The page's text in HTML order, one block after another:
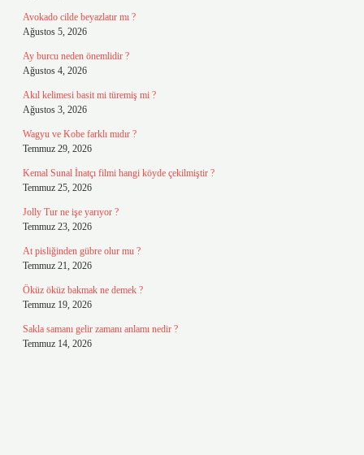
Avokado cilde beyazlatır mı ?
Ağustos 5, 2026
Ay burcu neden önemlidir ?
Ağustos 4, 2026
Akıl kelimesi basit mi türemiş mi ?
Ağustos 3, 2026
Wagyu ve Kobe farklı mıdır ?
Temmuz 29, 2026
Kemal Sunal İnatçı filmi hangi köyde çekilmiştir ?
Temmuz 25, 2026
Jolly Tur ne işe yarıyor ?
Temmuz 23, 2026
At pisliğinden gübre olur mu ?
Temmuz 21, 2026
Öküz öküz bakmak ne demek ?
Temmuz 19, 2026
Sakla samanı gelir zamanı anlamı nedir ?
Temmuz 14, 2026